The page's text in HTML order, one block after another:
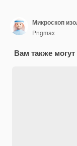
Микроскоп
Pngmax
Вам также